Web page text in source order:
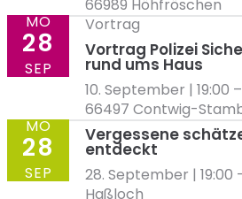
66989 Höhfröschen
Vortrag Polizei
rund ums Haus
Vortrag
10. September | 19:00 –
66497 Contwig-
MO
28
SEP
Vergessene
entdeckt
28. September | 19:00
Haßloch
MO
28
SEP